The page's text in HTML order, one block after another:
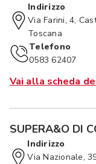
Indirizzo
Via Farini, 4,
Toscana
Telefono
0583 62407
Vai alla scheda
SUPERA&O DI
Indirizzo
Via Nazionale,